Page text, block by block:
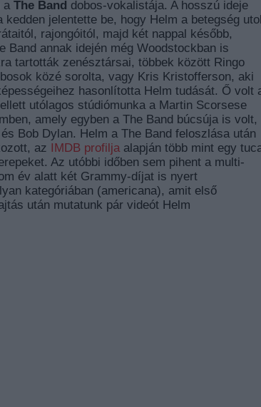
a The Band dobos-vokalistája. A hosszú ideje
jelentette be, hogy Helm a betegség
rajongóitól, majd két nappal később,
Band annak idején még Woodstockban is
tartották zenésztársai, többek között Ringo
közé sorolta, vagy Kris Kristofferson, aki
hasonlította Helm tudását. Ő volt
utólagos stúdiómunka a Martin Scorsese
amely egyben a The Band búcsúja is volt,
Bob Dylan. Helm a The Band feloszlása után
az IMDB profilja alapján több mint egy
Az utóbbi időben sem pihent a multi-
év alatt két Grammy-díjat is nyert
kategóriában (americana), amit első
után mutatunk pár videót Helm